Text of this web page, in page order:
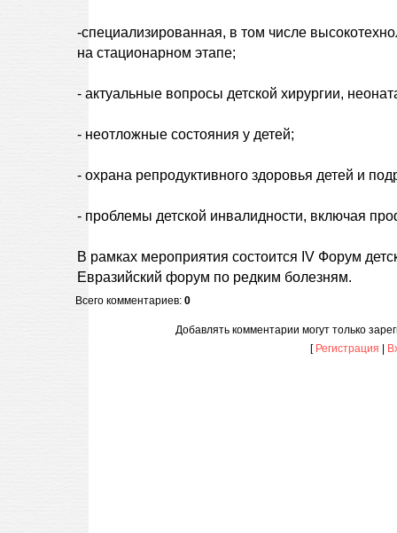
-специализированная, в том числе
на стационарном этапе;
- актуальные вопросы детской хирургии,
- неотложные состояния у детей;
- охрана репродуктивного здоровья детей и
- проблемы детской инвалидности, включая
В рамках мероприятия состоится IV Форум
Евразийский форум по редким болезням.
Всего комментариев: 0
Добавлять комментарии могут только
[ Регистрация